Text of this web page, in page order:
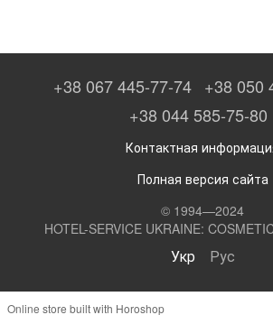
+38 067 445-77-74 +38 050
+38 044 585-75-80
Контактная
Полная версия сайта
© 1994—2024
HOTEL-SERVICE UKRAINE:
Укр Рус
Online store built with Horoshop